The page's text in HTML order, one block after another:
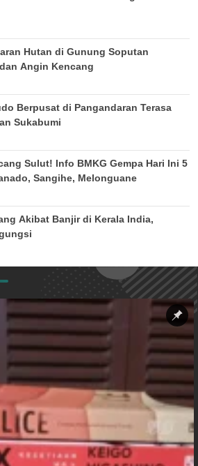
Hutan di Gunung Soputan
Angin Kencang
Berpusat di Pangandaran Terasa
Sukabumi
Sulut! Info BMKG Gempa Hari Ini 5
Sangihe, Melonguane
Akibat Banjir di Kerala India,